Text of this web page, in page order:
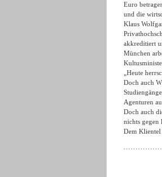
Euro
und die
Klaus
akkreditiert
München
„Heute
Doch auch
Agenturen
Doch auch
nichts gegen
Dem Klientel